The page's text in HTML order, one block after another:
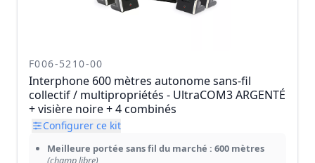
F006-5210-00
Interphone 600 mètres autonome sans-fil
collectif / multipropriétés - UltraCOM3 ARGENTÉ
+ visière noire + 4 combinés
Configurer ce kit
Meilleure portée sans fil du marché : 600 mètres
(champ libre)